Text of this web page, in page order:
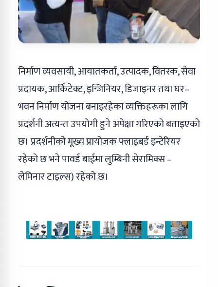
निर्माण व्यवसायी, आयातकर्ता, उत्पादक, वितरक, सेवा
प्रदायक, आर्किटेक्ट, इन्जिनियर, डिजाइनर तथा घर–
भवन निर्माण योजना बनाइरहेका व्यक्तिहरूका लागि
प्रदर्शनी अत्यन्त उपयोगी हुने अपेक्षा गरिएको बताइएको
छ। प्रदर्शनीको मूख्य प्रायोजक फ्लाइबर्ड इन्टेरियर
रहेको छ भने पावर्ड बाईमा लुम्बिनी सेरामिक्स –
लेमिनार टाइल्स) रहेको छ।